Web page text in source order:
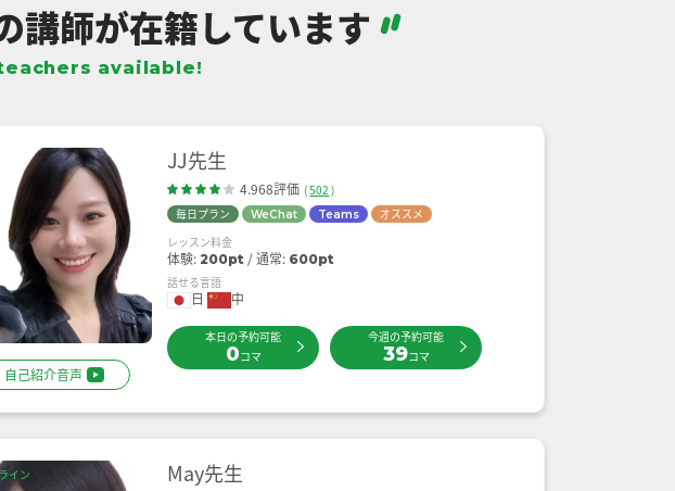
講師が在籍しています
available!
自己紹介音声
JJ先生
4.968評価 (502 )
毎日プラン
WeChat Teams
オススメ
レッスン料金
体験:200pt 通常: 600pt
話せる言語
日 中
本日の予約可能
0コマ
今週の予約可能
39コマ
イン May先生